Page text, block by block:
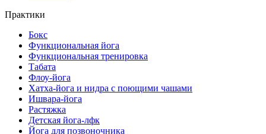
Практики
Бокс
Функциональная йога
Функциональная тренировка
Табата
Флоу-йога
Хатха-йога и нидра с поющими чашами
Ишвара-йога
Растяжка
Детская йога-лфк
Йога для позвоночника